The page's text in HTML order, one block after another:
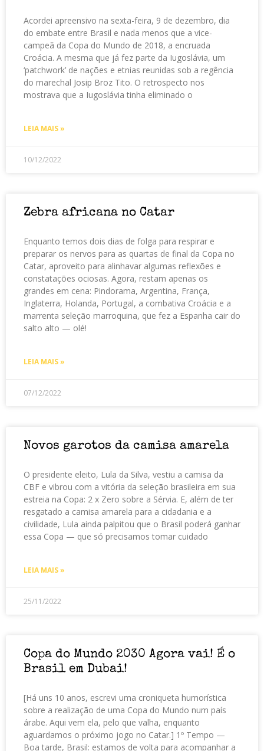
Acordei apreensivo na sexta-feira, 9 de dezembro, dia
do embate entre Brasil e nada menos que a vice-
campeã da Copa do Mundo de 2018, a encruada
Croácia. A mesma que já fez parte da Iugoslávia, um
‘patchwork’ de nações e etnias reunidas sob a regência
do marechal Josip Broz Tito. O retrospecto nos
mostrava que a Iugoslávia tinha eliminado o
LEIA MAIS »
10/12/2022
Zebra africana no Catar
Enquanto temos dois dias de folga para respirar e
preparar os nervos para as quartas de final da Copa no
Catar, aproveito para alinhavar algumas reflexões e
constatações ociosas. Agora, restam apenas os
grandes em cena: Pindorama, Argentina, França,
Inglaterra, Holanda, Portugal, a combativa Croácia e a
marrenta seleção marroquina, que fez a Espanha cair do
salto alto — olé!
LEIA MAIS »
07/12/2022
Novos garotos da camisa amarela
O presidente eleito, Lula da Silva, vestiu a camisa da
CBF e vibrou com a vitória da seleção brasileira em sua
estreia na Copa: 2 x Zero sobre a Sérvia. E, além de ter
resgatado a camisa amarela para a cidadania e a
civilidade, Lula ainda palpitou que o Brasil poderá ganhar
essa Copa — que só precisamos tomar cuidado
LEIA MAIS »
25/11/2022
Copa do Mundo 2030 Agora vai! É o
Brasil em Dubai!
[Há uns 10 anos, escrevi uma croniqueta humorística
sobre a realização de uma Copa do Mundo num país
árabe. Aqui vem ela, pelo que valha, enquanto
aguardamos o próximo jogo no Catar.] 1º Tempo —
Boa tarde, Brasil: estamos de volta para acompanhar a